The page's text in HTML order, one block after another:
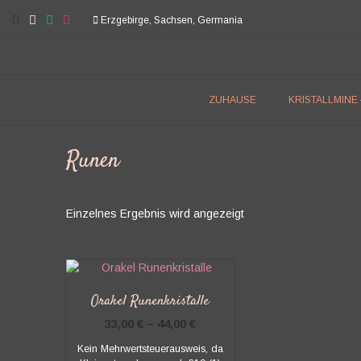
Erzgebirge, Sachsen, Germania
ZUHAUSE KRISTALLMINE
Runen
Einzelnes Ergebnis wird angezeigt
Orakel Runenkristalle
33,00 € – 44,00 €
Kein Mehrwertsteuerausweis, da